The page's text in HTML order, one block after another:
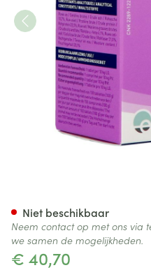
€ 40,70
Niet beschikbaar
Neem contact op met ons via
we samen de mogelijkheden.